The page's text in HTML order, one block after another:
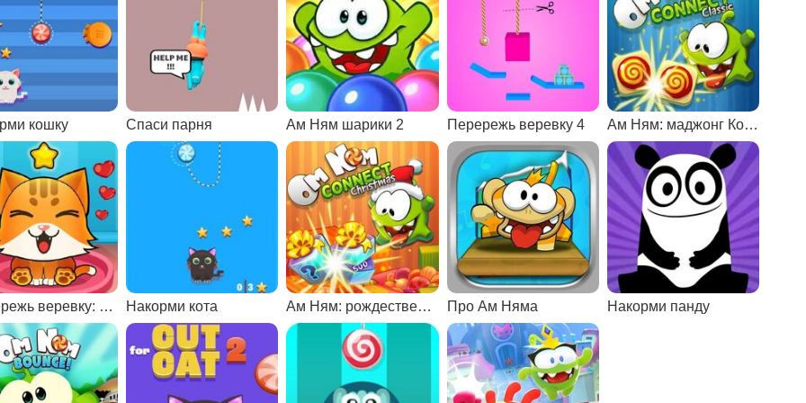
кошку Спаси парня Ам Ням шарики 2 Перережь веревку 4 Ам Ням: маджонг Коннект
Перережь веревку: накорми кошку Накорми кота Ам Ням: рождественский Коннект Про Ам Няма Накорми панду